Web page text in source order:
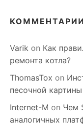
КОММЕНТАРИИ
Varik on Как
ремонта котла?
ThomasTox on
песочной картины
Internet-M on Чем
аналогичных